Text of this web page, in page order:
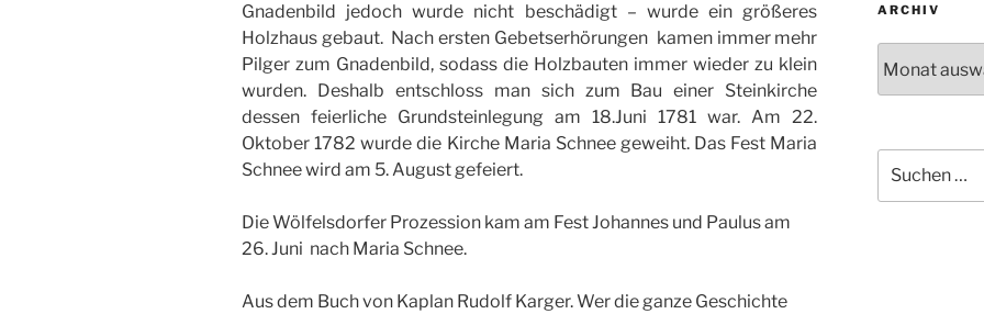
Gnadenbild jedoch wurde nicht beschädigt – wurde ein größeres
Holzhaus gebaut. Nach ersten Gebetserhörungen kamen immer mehr
Pilger zum Gnadenbild, sodass die Holzbauten immer wieder zu klein
wurden. Deshalb entschloss man sich zum Bau einer Steinkirche
dessen feierliche Grundsteinlegung am 18.Juni 1781 war. Am 22.
Oktober 1782 wurde die Kirche Maria Schnee geweiht. Das Fest Maria
Schnee wird am 5. August gefeiert.
Die Wölfelsdorfer Prozession kam am Fest Johannes und Paulus am
26. Juni nach Maria Schnee.
Aus dem Buch von Kaplan Rudolf Karger. Wer die ganze Geschichte
ARCHIV
nach: